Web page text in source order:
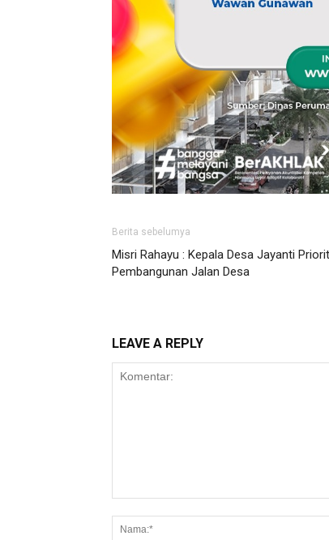
Berita sebelumya
Misri Rahayu : Kepala Desa Jayanti
Pembangunan Jalan Desa
LEAVE A REPLY